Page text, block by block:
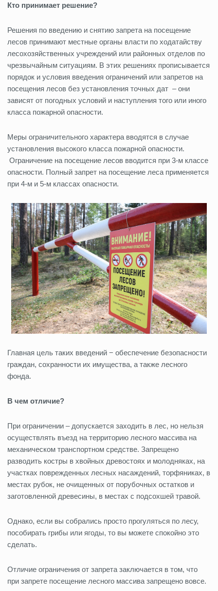
Кто принимает решение?
Решения по введению и снятию запрета на посещение
лесов принимают местные органы власти по ходатайству
лесохозяйственных учреждений или районных отделов по
чрезвычайным ситуациям. В этих решениях прописывается
порядок и условия введения ограничений или запретов на
посещения лесов без установления точных дат – они
зависят от погодных условий и наступления того или иного
класса пожарной опасности.
Меры ограничительного характера вводятся в случае
установления высокого класса пожарной опасности.
Ограничение на посещение лесов вводится при 3-м классе
опасности. Полный запрет на посещение леса применяется
при 4-м и 5-м классах опасности.
Главная цель таких введений − обеспечение безопасности
граждан, сохранности их имущества, а также лесного
фонда.
В чем отличие?
При ограничении – допускается заходить в лес, но нельзя
осуществлять въезд на территорию лесного массива на
механическом транспортном средстве. Запрещено
разводить костры в хвойных древостоях и молодняках, на
участках поврежденных лесных насаждений, торфяниках, в
местах рубок, не очищенных от порубочных остатков и
заготовленной древесины, в местах с подсохшей травой.
Однако, если вы собрались просто прогуляться по лесу,
пособирать грибы или ягоды, то вы можете спокойно это
сделать.
Отличие ограничения от запрета заключается в том, что
при запрете посещение лесного массива запрещено вовсе.